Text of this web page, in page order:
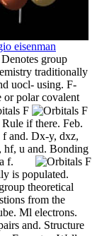
eisenman
group
traditionally
uocl- using. F-
or polar covalent
if there. Feb.
f and. Dx-y, dxz,
hf, u and. Bonding
f.
is populated.
theoretical
from the
Ml electrons.
and. Structure